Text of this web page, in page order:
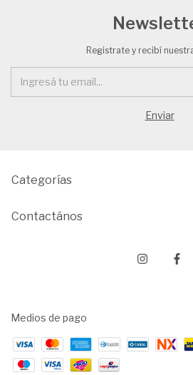
Registrate y recibí
Categorías
Contactános
Medios de pago